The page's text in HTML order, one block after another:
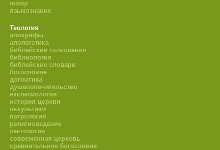
юмор
языкознание
Теология
апокрифы
апологетика
библейские толкования
библиология
библейские словари
богословие
догматика
душепопечительство
екклесиология
история церкви
оккультизм
патрология
религиоведение
сектология
современная церковь
сравнительное богословие